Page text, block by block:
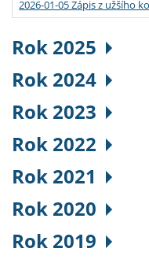
2026-01-05 Zápis z užšího
Rok 2025
Rok 2024
Rok 2023
Rok 2022
Rok 2021
Rok 2020
Rok 2019